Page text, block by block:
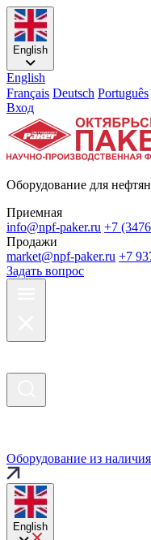
English
English
Français Deutsch Português
Вход
Оборудование для
Приемная
info@npf-paker.ru +7
Продажи
market@npf-paker.ru +7
Задать вопрос
Оборудование из
English